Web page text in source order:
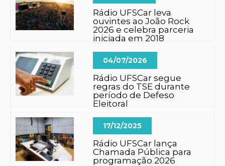
Rádio UFSCar leva
ouvintes ao João Rock
2026 e celebra parceria
iniciada em 2018
04/07/2026
Rádio UFSCar segue
regras do TSE durante
período de Defeso
Eleitoral
17/12/2025
Rádio UFSCar lança
Chamada Pública para
programação 2026